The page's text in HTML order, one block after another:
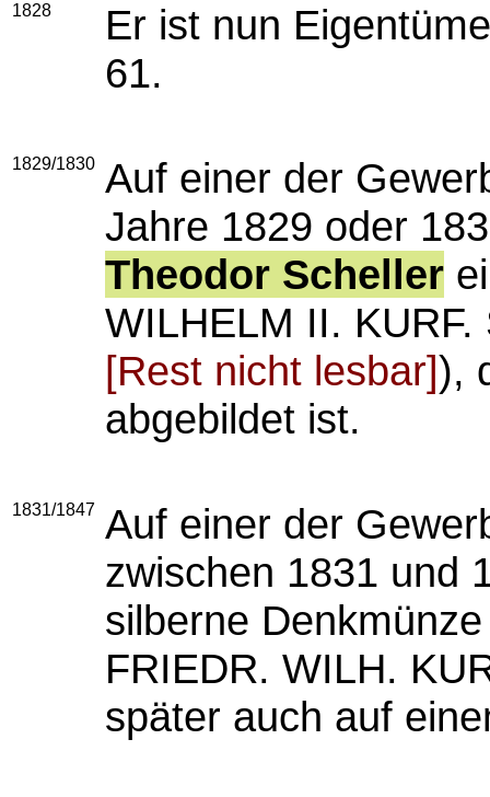
1828
Er ist nun
61.
1829/1830 Auf einer der
Jahre 1829 oder
Theodor Scheller
WILHELM II. KURF.
[Rest nicht lesbar]),
abgebildet ist.
1831/1847 Auf einer der
zwischen 1831 und
silberne
FRIEDR. WILH.
später auch auf